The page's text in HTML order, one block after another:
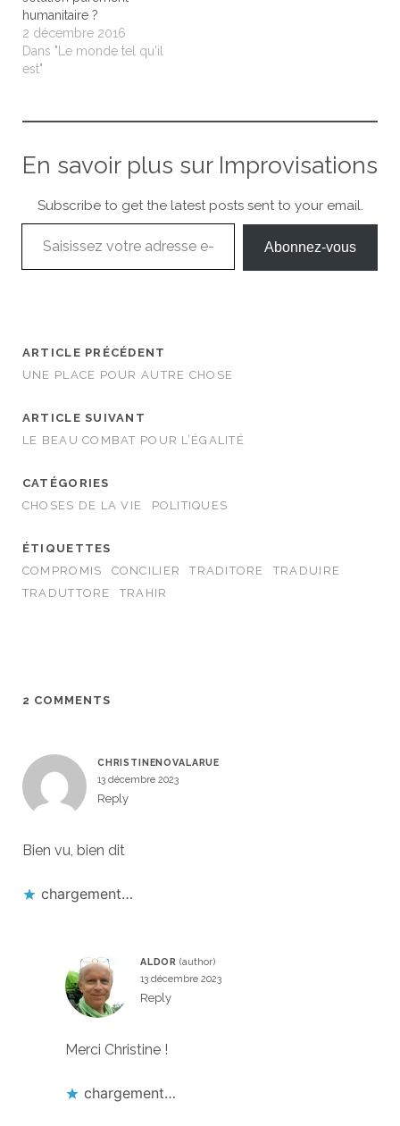
humanitaire ?
2 décembre 2016
Dans "Le monde tel qu'il
est"
En savoir plus sur Improvisations
Subscribe to get the latest posts sent to your email.
Saisissez votre adresse e-mail…
Abonnez-vous
ARTICLE PRÉCÉDENT
UNE PLACE POUR AUTRE CHOSE
ARTICLE SUIVANT
LE BEAU COMBAT POUR L’ÉGALITÉ
CATÉGORIES
CHOSES DE LA VIE
POLITIQUES
ÉTIQUETTES
COMPROMIS
CONCILIER TRADITORE
TRADUIRE
TRADUTTORE
TRAHIR
2 COMMENTS
CHRISTINENOVALARUE
13 décembre 2023
Reply
Bien vu, bien dit
chargement…
ALDOR
13 décembre 2023
Reply
Merci Christine !
chargement…